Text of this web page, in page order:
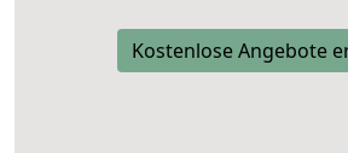
Kostenlose Angebote